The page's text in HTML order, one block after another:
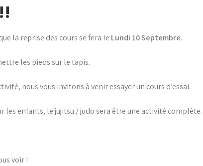
la reprise des cours se fera le Lundi 10 Septembre.
les pieds sur le tapis.
nous vous invitons à venir essayer un cours d’essai.
les enfants, le jujitsu / judo sera être une activité complète.
voir !